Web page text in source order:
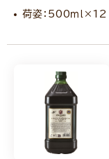
荷姿：500ｍｌ×12